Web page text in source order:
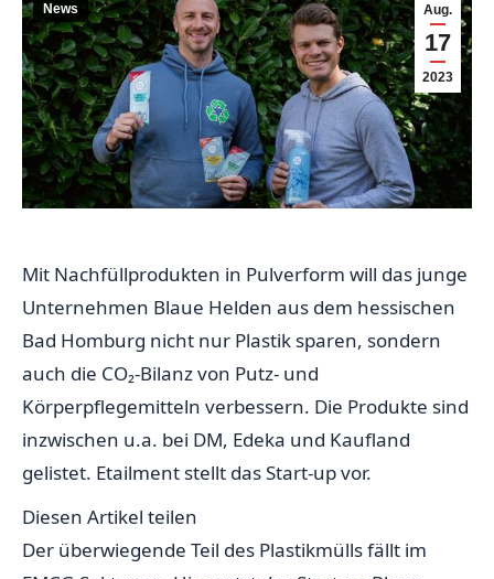
Aug.
17
2023
News
Mit Nachfüllprodukten in Pulverform will das junge
Unternehmen Blaue Helden aus dem hessischen
Bad Homburg nicht nur Plastik sparen, sondern
auch die CO₂-Bilanz von Putz- und
Körperpflegemitteln verbessern. Die Produkte sind
inzwischen u.a. bei DM, Edeka und Kaufland
gelistet. Etailment stellt das Start-up vor.
Diesen Artikel teilen
Der überwiegende Teil des Plastikmülls fällt im